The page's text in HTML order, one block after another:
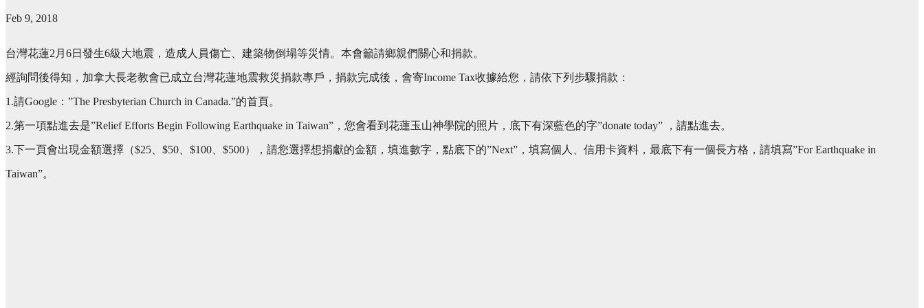
Feb 9, 2018
台灣花蓮2月6日發生6級大地震，造成人員傷亡、建築物倒塌等災情。本會籲請鄉親們關心和捐款。
經詢問後得知，加拿大長老教會已成立台灣花蓮地震救災捐款專戶，捐款完成後，會寄Income Tax收據給您，請依下列步驟捐款：
1.請Google：”The Presbyterian Church in Canada.”的首頁。
2.第一項點進去是”Relief Efforts Begin Following Earthquake in Taiwan”，您會看到花蓮玉山神學院的照片，底下有深藍色的字”donate today” ，請點進去。
3.下一頁會出現金額選擇（$25、$50、$100、$500），請您選擇想捐獻的金額，填進數字，點底下的”Next”，填寫個人、信用卡資料，最底下有一個長方格，請填寫”For Earthquake in
Taiwan”。